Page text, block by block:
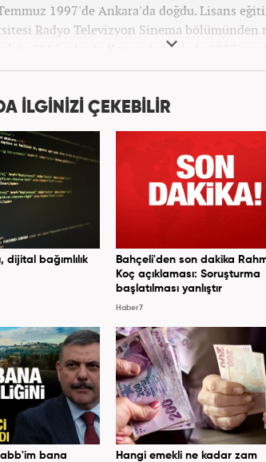
1997'de Ankara'da doğdu. Lisans
Radyo Televizyon Sinema bölümünden
2017 yılında Konya'da başladı.
Haber7.com'da mesleki
İLGİNİZİ ÇEKEBİLİR
dijital bağımlılık
Bahçeli'den son dakika
Koç açıklaması: Soruşturma
başlatılması yanlıştır
Haber7
bana Hangi emekli ne kadar zam